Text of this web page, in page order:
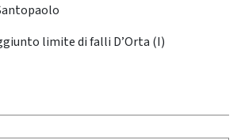
limite di falli D’Orta (I)